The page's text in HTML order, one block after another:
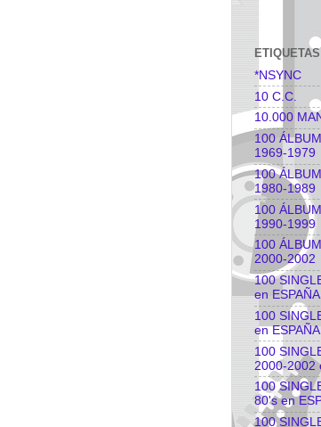
ETIQUETAS
*NSYNC
10 C.C.
10.000
100
1969-1979
100
1980-1989
100
1990-1999
100
2000-2002
100
en ESPAÑA
100
en ESPAÑA
100
2000-2002
100
80's en
100